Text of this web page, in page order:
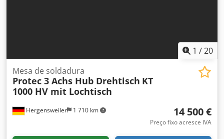
1 /20
Hergensweiler 1 710 km
Mesa de soldadura
Protec 3 Achs Hub Drehtisch KT
1000 HV mit Lochtisch
14 500 €
Preço fixo acresce IVA